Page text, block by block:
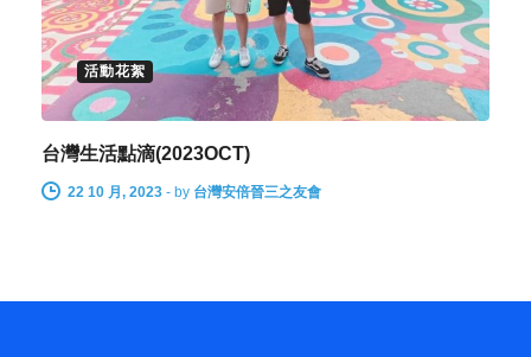
活動花絮
台灣生活點滴(2023OCT)
22 10 月, 2023 - by 台灣安倍晉三之友會